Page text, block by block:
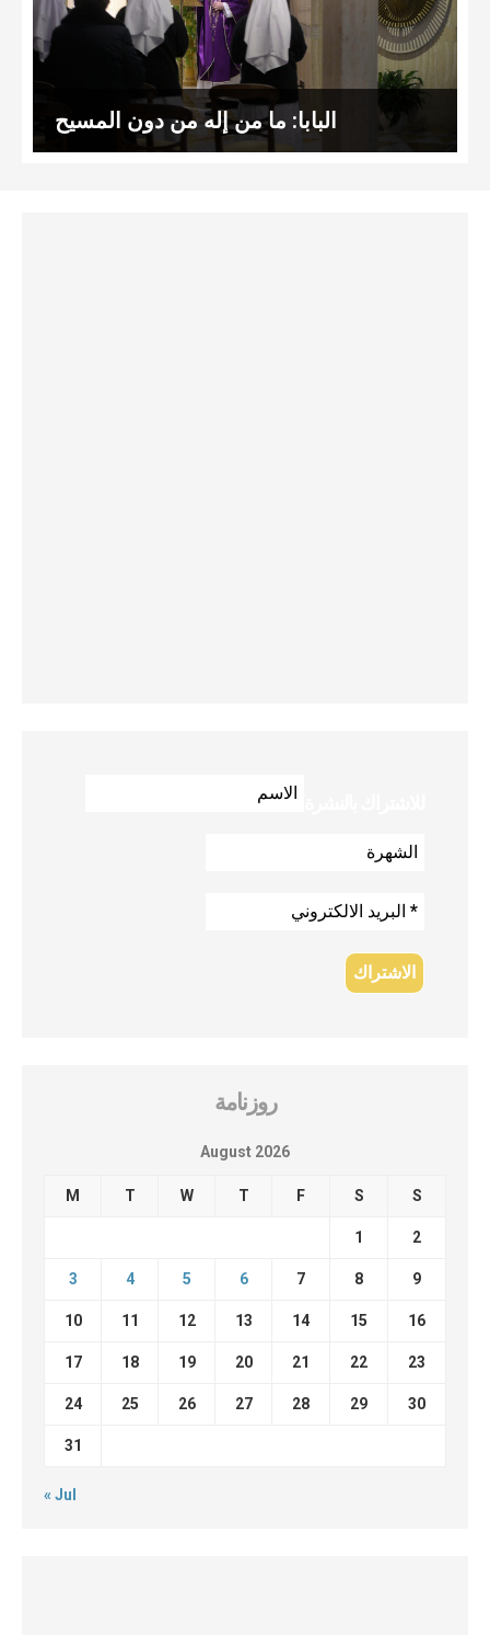
البابا: ما من إله من دون المسيح
روزنامة
August 2026
M T W T F S S
1 2
3 4 5 6 7 8 9
10 11 12 13 14 15 16
17 18 19 20 21 22 23
24 25 26 27 28 29 30
31
« Jul